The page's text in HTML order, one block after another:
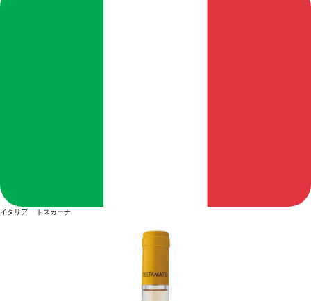
イタリア トスカーナ